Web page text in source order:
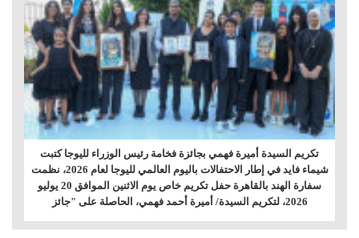
تكريم السيدة أميرة فهمي بجائزة فخامة رئيس الوزراء لليوجا كتبت
شيماء فايد في إطار الاحتفالات باليوم العالمي لليوجا لعام 2026، نظمت
سفارة الهند بالقاهرة حفل تكريم خاص يوم الاثنين الموافق 20 يوليو
2026، لتكريم السيدة/ أميرة أحمد فهمي، الحاصلة على "جائز